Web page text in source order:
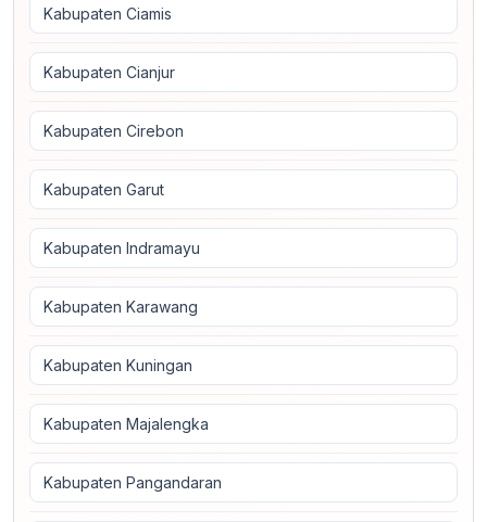
Kabupaten Ciamis
Kabupaten Cianjur
Kabupaten Cirebon
Kabupaten Garut
Kabupaten Indramayu
Kabupaten Karawang
Kabupaten Kuningan
Kabupaten Majalengka
Kabupaten Pangandaran